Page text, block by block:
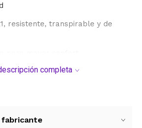
resistente, transpirable y de
multiposición tipo gravedad
completa